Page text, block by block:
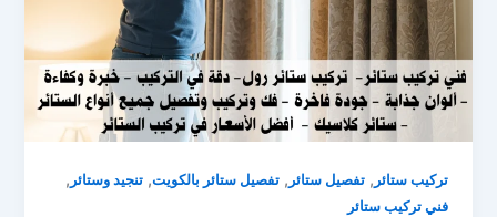
تركيب ستائر ,تفصيل ستائر ,تفصيل ستائر بالكويت,تنجيد وستائر ,
فني تركيب ستائر